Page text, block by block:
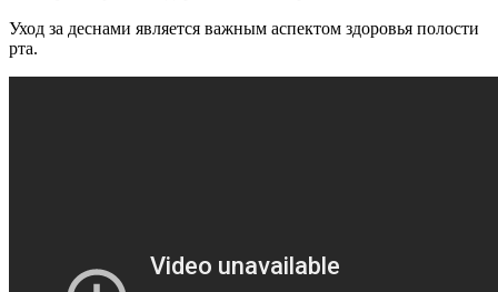
Уход за деснами является важным аспектом здоровья полости
рта.